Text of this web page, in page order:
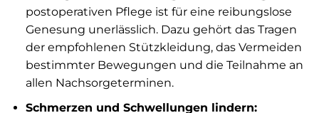
postoperativen Pflege ist für eine reibungslose
Genesung unerlässlich. Dazu gehört das Tragen
der empfohlenen Stützkleidung, das Vermeiden
bestimmter Bewegungen und die Teilnahme an
allen Nachsorgeterminen.
Schmerzen und Schwellungen lindern: